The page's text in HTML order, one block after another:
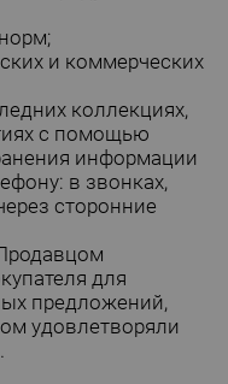
и коммерческих
коллекциях,
с помощью
информации
в звонках,
сторонние
для
предложений,
удовлетворяли